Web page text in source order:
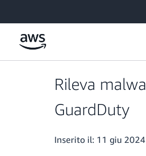
Rileva
GuardDuty
Inserito il: 11 giu 2024